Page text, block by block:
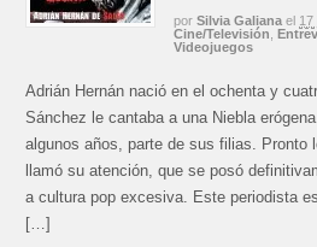
por Silvia Galiana el 17
Cine/Televisión,
Videojuegos
Adrián Hernán nació en el ochenta y
Sánchez le cantaba a una Niebla
algunos años, parte de sus filias. Pronto
llamó su atención, que se posó
a cultura pop excesiva. Este periodista
[…]